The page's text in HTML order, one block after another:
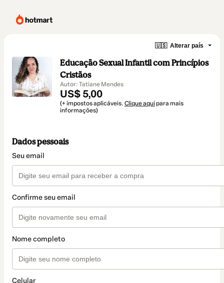
🇺🇸 Alterar país
Educação Sexual Infantil com Princípios
Cristãos
Autor: Tatiane Mendes
US$ 5,00
(+ impostos aplicáveis. Clique aqui para mais
informações)
Dados pessoais
Seu email
Confirme seu email
Nome completo
Celular